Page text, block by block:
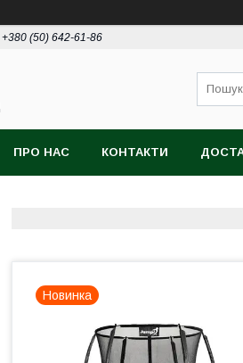
+380 (50) 642-61-86
ПРО НАС КОНТАКТИ
Новинка